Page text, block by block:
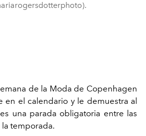
de la Moda de Copenhagen
en el calendario y le demuestra al
una parada obligatoria entre las
la temporada.